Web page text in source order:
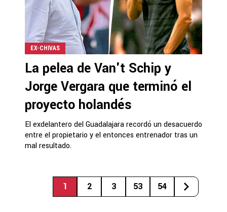
EX-CHIVAS
La pelea de Van't Schip y
Jorge Vergara que terminó el
proyecto holandés
El exdelantero del Guadalajara recordó un desacuerdo
entre el propietario y el entonces entrenador tras un
mal resultado.
1 2 3 53 54